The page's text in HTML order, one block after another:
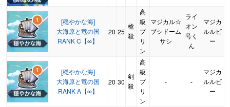
[穏やかな海]
大海原と竜の国
RANK C【∞】
20 25
槍
殺
高
級
プ
リ
ン
マジカル☆
ブシドーム
サシ
ライ
オン
号く
ん
マジカ
ルルビ
ー
[穏やかな海]
大海原と竜の国
RANK A【∞】
20 30
剣
殺
高
級
プ
リ
ン
- -
マジカ
ルルビ
ー